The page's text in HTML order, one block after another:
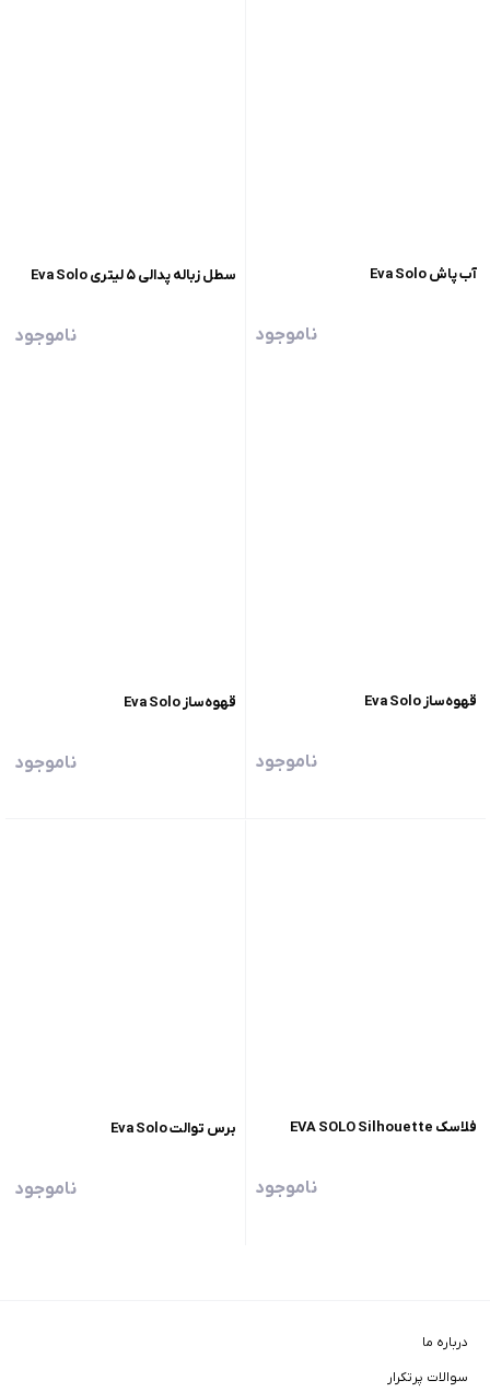
آب‌ پاش Eva Solo
ناموجود
سطل زباله پدالی ۵ لیتری Eva Solo
ناموجود
قهوه‌ساز Eva Solo
ناموجود
قهوه‌ساز Eva Solo
ناموجود
فلاسک EVA SOLO Silhouette
ناموجود
برس توالت Eva Solo
ناموجود
درباره ما
سوالات پرتکرار